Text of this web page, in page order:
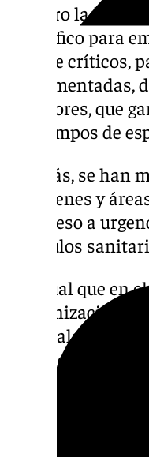
Por otro lado,
específico para
área de críticos,
monitores, que
los tiempos de
Además, se
almacenes y
de acceso a
vehículos
“Al igual que en
humanización
hospitalario
entre los